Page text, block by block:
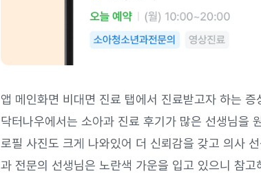
앱 메인화면 비대면 진료 탭에서 진료받고자 하는
닥터나우에서는 소아과 진료 후기가 많은 선생님을
로필 사진도 크게 나와있어 더 신뢰감을 갖고 의사
과 전문의 선생님은 노란색 가운을 입고 있으니 참고